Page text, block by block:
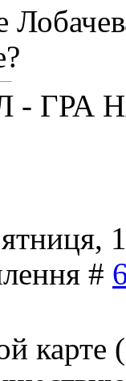
- ГРА
#
карте